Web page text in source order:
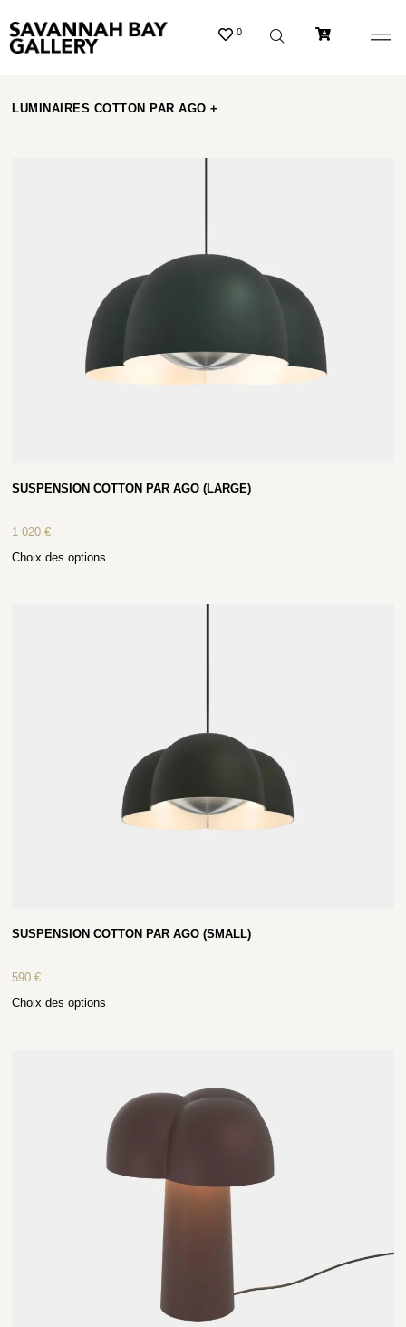
0
LUMINAIRES COTTON PAR AGO +
SUSPENSION COTTON PAR AGO (LARGE)
1 020€
Choix des options
SUSPENSION COTTON PAR AGO (SMALL)
590€
Choix des options